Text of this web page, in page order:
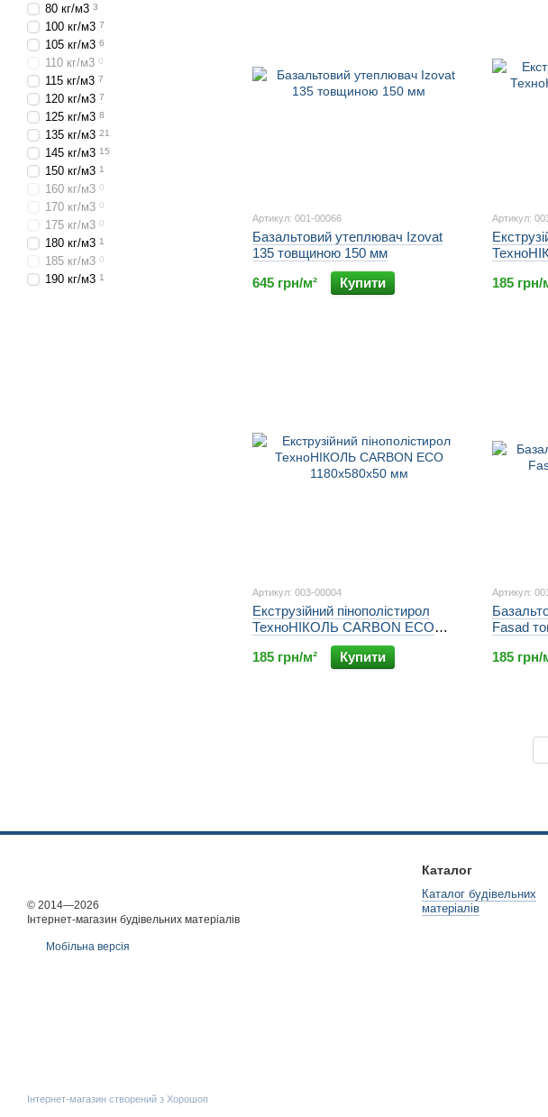
Артикул: 001-00066
Базальтовий утеплювач Izovat
135 товщиною 150 мм
645 грн/м²
Купити
Артикул:
185 грн/
Артикул: 003-00004
Екструзійний пінополістирол
ТехноНІКОЛЬ CARBON ECO
1180х580х50 мм
185 грн/м²
Купити
Артикул:
Fasad
185 грн/
80 кг/м3 3
100 кг/м3 7
105 кг/м3 6
110 кг/м3 0
115 кг/м3 7
120 кг/м3 7
125 кг/м3 8
135 кг/м3 21
145 кг/м3 15
150 кг/м3 1
160 кг/м3 0
170 кг/м3 0
175 кг/м3 0
180 кг/м3 1
185 кг/м3 0
190 кг/м3 1
© 2014—2026
Інтернет-магазин будівельних матеріалів
Мобільна версія
Інтернет-магазин створений з Хорошоп
Каталог
Каталог будівельних
матеріалів